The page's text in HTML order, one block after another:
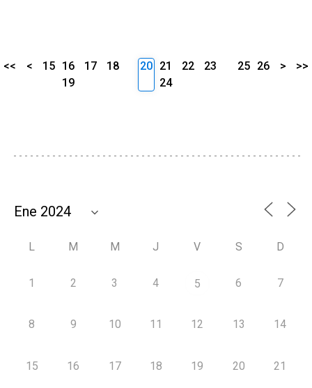
<< < 15 16 17
18
19
20 21 22
23
24
25 26 > >>
L M M J V S D
1 2 3 4 5 6 7
8 9 10 11 12 13 14
15 16 17 18 19 20 21